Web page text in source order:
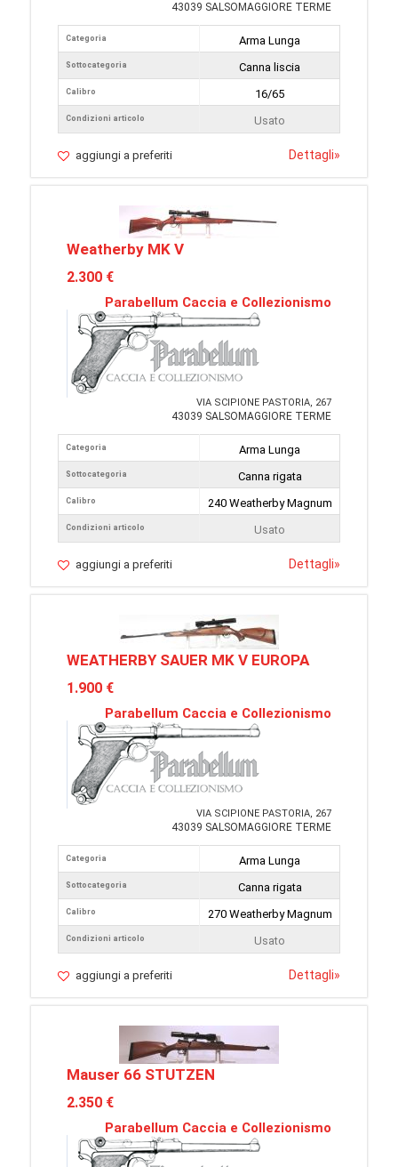
43039 SALSOMAGGIORE TERME
Categoria
Sottocategoria
Calibro
Condizioni articolo
Arma Lunga
Canna liscia
16/65
Usato
aggiungi a preferiti Dettagli»
Weatherby MK V
2.300 €
Parabellum Caccia e Collezionismo
VIA SCIPIONE PASTORIA, 267
43039 SALSOMAGGIORE TERME
Categoria
Sottocategoria
Calibro
Condizioni articolo
Arma Lunga
Canna rigata
240 Weatherby Magnum
Usato
aggiungi a preferiti Dettagli»
WEATHERBY SAUER MK V EUROPA
1.900 €
Parabellum Caccia e Collezionismo
VIA SCIPIONE PASTORIA, 267
43039 SALSOMAGGIORE TERME
Categoria
Sottocategoria
Calibro
Condizioni articolo
Arma Lunga
Canna rigata
270 Weatherby Magnum
Usato
aggiungi a preferiti Dettagli»
Mauser 66 STUTZEN
2.350 €
Parabellum Caccia e Collezionismo